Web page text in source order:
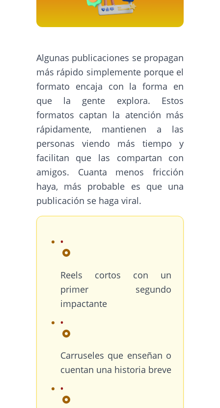
Algunas publicaciones se propagan
más rápido simplemente porque el
formato encaja con la forma en
que la gente explora. Estos
formatos captan la atención más
rápidamente, mantienen a las
personas viendo más tiempo y
facilitan que las compartan con
amigos. Cuanta menos fricción
haya, más probable es que una
publicación se haga viral.
Reels cortos con un
primer segundo
impactante
Carruseles que enseñan o
cuentan una historia breve